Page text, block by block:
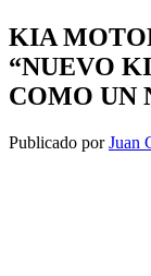
KIA
“NUEVO
COMO UN
Publicado porJuan